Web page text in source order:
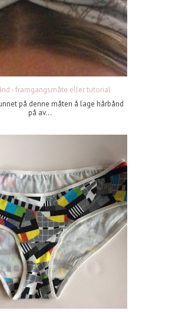
- framgangsmåte eller tutorial
på denne måten å lage hårbånd
på av...